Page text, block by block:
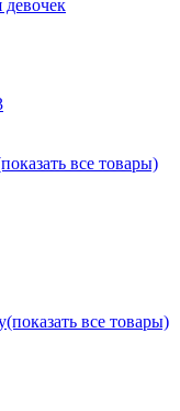
девочек
все товары)
(показать все товары)